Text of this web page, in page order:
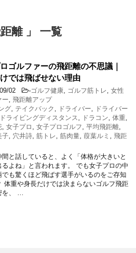
離 」 一覧
ゴルファーの飛距離の不思議｜
では飛ばせない理由
02 -ゴルフ健康 ゴルフ筋トレ 女性
ー
飛距離アップ
グ テイクバック ドライバー
ドライバー
ドライビングディスタンス ドラコン 体重
女子プロ 女子プロゴルフ 平均飛距離
子
穴井詩 筋トレ 筋肉量 葭葉ルミ
飛距
間と話していると、よく「体格が大きいと
るよね」と言われます。 でも女子プロの中
でも驚くほど飛ばす選手がいるのをご存知
体重や身長だけでは決まらないゴルフ飛距
を、 …